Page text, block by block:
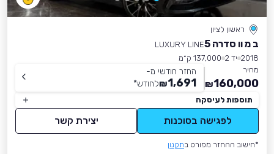
ראשון לציון
ב מ וו סדרה 5
LUXURY LINE
2018 יד 2
137,000 ק״מ
מחיר
160,000
₪
החזר חודשי מ-
1,691
₪לחודש*
תוספות לעיסקה
לפגישה בסוכנות יצירת קשר
*חישוב ההחזר מפורט בתקנון